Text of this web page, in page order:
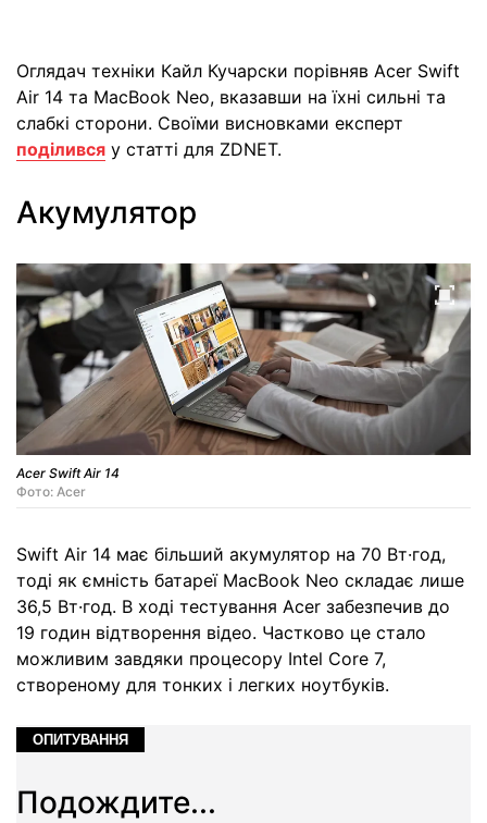
Оглядач техніки Кайл Кучарски порівняв Acer Swift
Air 14 та MacBook Neo, вказавши на їхні сильні та
слабкі сторони. Своїми висновками експерт
поділився у статті для ZDNET.
Акумулятор
Acer Swift Air 14
Фото: Acer
Swift Air 14 має більший акумулятор на 70 Вт·год,
тоді як ємність батареї MacBook Neo складає лише
36,5 Вт·год. В ході тестування Acer забезпечив до
19 годин відтворення відео. Частково це стало
можливим завдяки процесору Intel Core 7,
створеному для тонких і легких ноутбуків.
ОПИТУВАННЯ
Подождите...